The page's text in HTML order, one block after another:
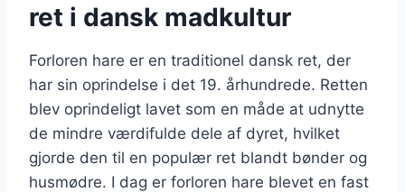
ret i dansk madkultur
Forloren hare er en traditionel dansk ret, der
har sin oprindelse i det 19. århundrede. Retten
blev oprindeligt lavet som en måde at udnytte
de mindre værdifulde dele af dyret, hvilket
gjorde den til en populær ret blandt bønder og
husmødre. I dag er forloren hare blevet en fast